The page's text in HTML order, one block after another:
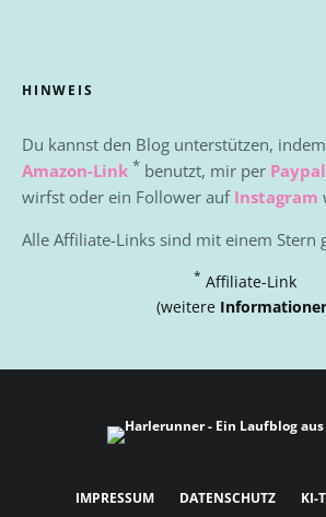
HINWEIS
Du kannst den Blog unterstützen,
Amazon-Link * benutzt, mir per Paypal
wirfst oder ein Follower auf Instagram
Alle Affiliate-Links sind mit einem Stern
* Affiliate-Link
(weitere
IMPRESSUM DATENSCHUTZ KI-